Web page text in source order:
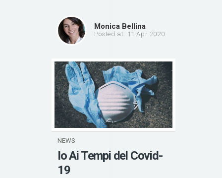
Monica Bellina
Posted at: 11 Apr 2020
NEWS
Io Ai Tempi del Covid-
19